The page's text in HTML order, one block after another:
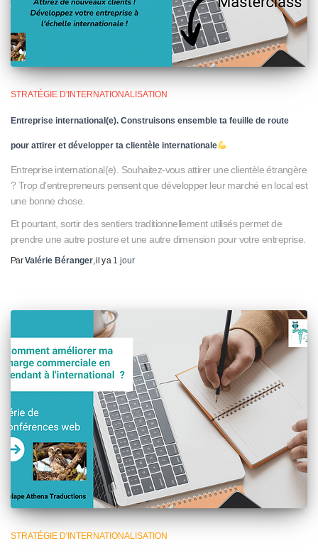
STRATÉGIE D'INTERNATIONALISATION
Entreprise international(e). Construisons ensemble ta feuille de route
pour attirer et développer ta clientèle internationale
Entreprise international(e). Souhaitez-vous attirer une clientèle étrangère
? Trop d’entrepreneurs pensent que développer leur marché en local est
une bonne chose.
Et pourtant, sortir des sentiers traditionnellement utilisés permet de
prendre une autre posture et une autre dimension pour votre entreprise.
ParValérie Béranger, il y a 1 jour
STRATÉGIE D'INTERNATIONALISATION